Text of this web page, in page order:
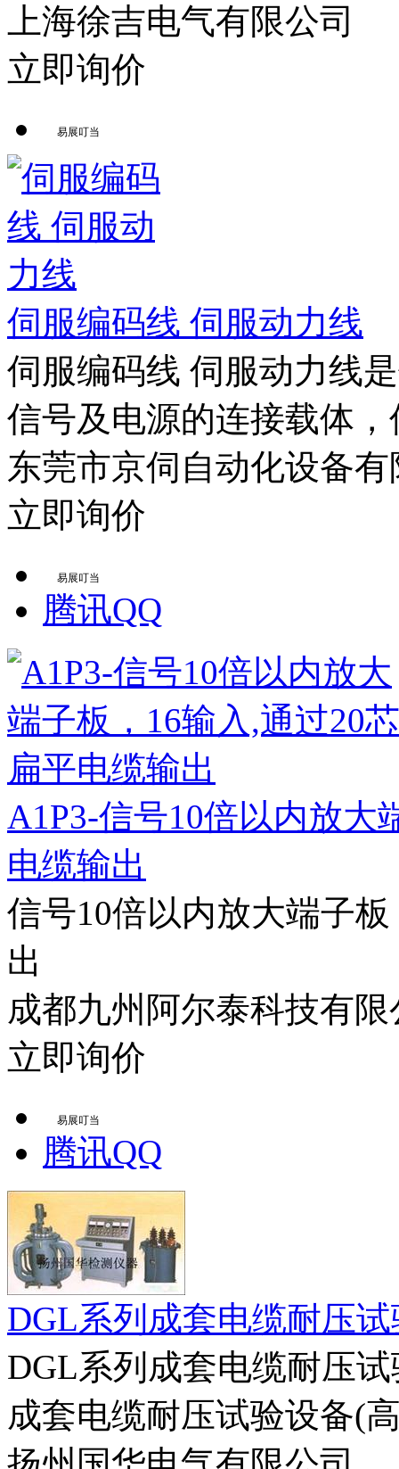
上海徐吉电气有限公司
立即询价
易展叮当
伺服编码线 伺服动力线
伺服编码线 伺服动力线
信号及电源的连接载体
东莞市京伺自动化设备有
立即询价
易展叮当
腾讯QQ
A1P3-信号10倍以内放大
电缆输出
信号10倍以内放大端子
出
成都九州阿尔泰科技有限
立即询价
易展叮当
腾讯QQ
DGL系列成套电缆耐压
DGL系列成套电缆耐压
成套电缆耐压试验设备(